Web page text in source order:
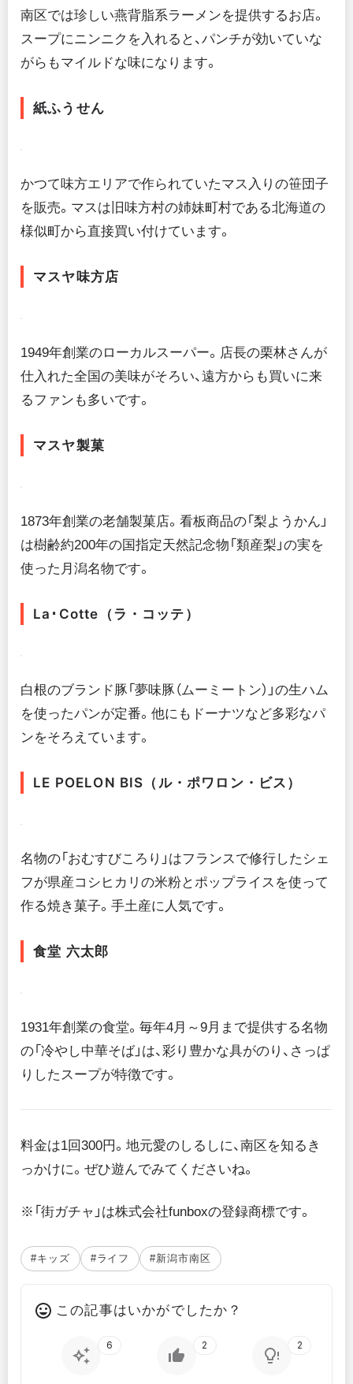
南区では珍しい燕背脂系ラーメンを提供するお店。
スープにニンニクを入れると、パンチが効いていな
がらもマイルドな味になります。
紙ふうせん
かつて味方エリアで作られていたマス入りの笹団子
を販売。マスは旧味方村の姉妹町村である北海道の
様似町から直接買い付けています。
マスヤ味方店
1949年創業のローカルスーパー。店長の栗林さんが
仕入れた全国の美味がそろい、遠方からも買いに来
るファンも多いです。
マスヤ製菓
1873年創業の老舗製菓店。看板商品の「梨ようかん」
は樹齢約200年の国指定天然記念物「類産梨」の実を
使った月潟名物です。
La･Cotte（ラ・コッテ）
白根のブランド豚「夢味豚（ムーミートン）」の生ハム
を使ったパンが定番。他にもドーナツなど多彩なパ
ンをそろえています。
LE POELON BIS（ル・ポワロン・ビス）
名物の「おむすびころり」はフランスで修行したシェ
フが県産コシヒカリの米粉とポップライスを使って
作る焼き菓子。手土産に人気です。
食堂 六太郎
1931年創業の食堂。毎年4月～9月まで提供する名物
の「冷やし中華そば」は、彩り豊かな具がのり、さっぱ
りしたスープが特徴です。
料金は1回300円。地元愛のしるしに、南区を知るき
っかけに。ぜひ遊んでみてくださいね。
※「街ガチャ」は株式会社funboxの登録商標です。
#キッズ #ライフ #新潟市南区
この記事はいかがでしたか？
6 2 2